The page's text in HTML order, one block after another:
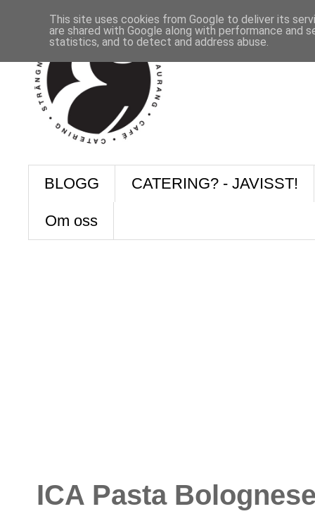
BLOGG CATERING? - JAVISST!
Om oss
ICA Pasta
This site uses cookies from Google to deliver its
are shared with Google along with performance and
statistics, and to detect and address abuse.